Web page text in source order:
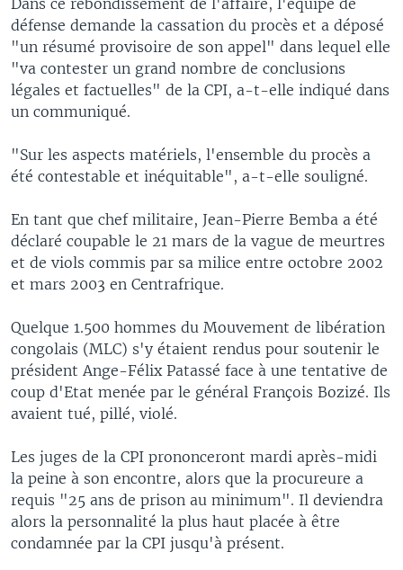
défense demande la cassation du procès et a déposé
"un résumé provisoire de son appel" dans lequel elle
"va contester un grand nombre de conclusions
légales et factuelles" de la CPI, a-t-elle indiqué dans
un communiqué.
"Sur les aspects matériels, l'ensemble du procès a
été contestable et inéquitable", a-t-elle souligné.
En tant que chef militaire, Jean-Pierre Bemba a été
déclaré coupable le 21 mars de la vague de meurtres
et de viols commis par sa milice entre octobre 2002
et mars 2003 en Centrafrique.
Quelque 1.500 hommes du Mouvement de libération
congolais (MLC) s'y étaient rendus pour soutenir le
président Ange-Félix Patassé face à une tentative de
coup d'Etat menée par le général François Bozizé. Ils
avaient tué, pillé, violé.
Les juges de la CPI prononceront mardi après-midi
la peine à son encontre, alors que la procureure a
requis "25 ans de prison au minimum". Il deviendra
alors la personnalité la plus haut placée à être
condamnée par la CPI jusqu'à présent.